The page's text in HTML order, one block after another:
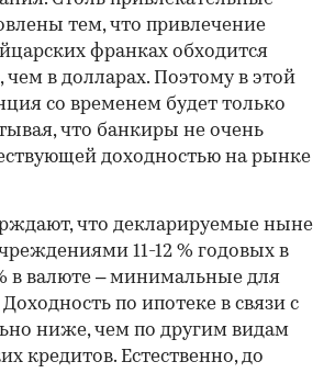
тем, что привлечение
франках обходится
чем в долларах. Поэтому в этой
со временем будет только
что банкиры не очень
доходностью на рынке
что декларируемые ныне
11-12 % годовых в
в валюте – минимальные для
по ипотеке в связи с
ниже, чем по другим видам
кредитов. Естественно, до